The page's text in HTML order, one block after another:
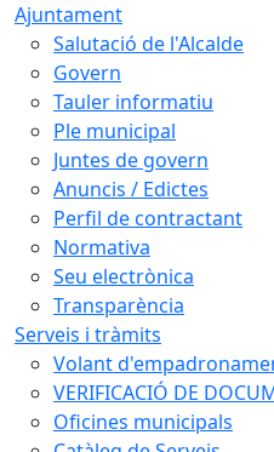
Ajuntament
Salutació de l'Alcalde
Govern
Tauler informatiu
Ple municipal
Juntes de govern
Anuncis / Edictes
Perfil de contractant
Normativa
Seu electrònica
Transparència
Serveis i tràmits
Volant
VERIFICACIÓ DE
Oficines municipals